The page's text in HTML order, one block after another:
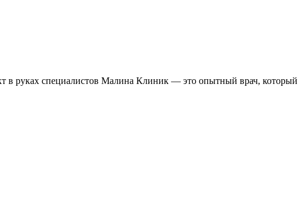
в руках специалистов Малина Клиник — это опытный врач, который